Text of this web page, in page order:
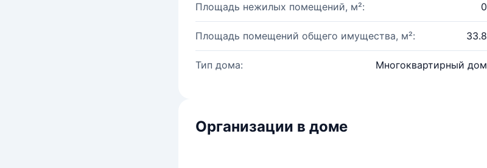
Площадь нежилых помещений, м²: 0
Площадь помещений общего имущества, м²: 33.8
Тип дома: Многоквартирный дом
Организации в доме